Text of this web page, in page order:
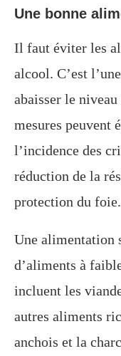
Une bonne
Il faut éviter les
alcool. C’est
abaisser le
mesures peuvent
l’incidence des
réduction de la
protection du foie.
Une alimentation
d’aliments à
incluent les
autres aliments
anchois et la